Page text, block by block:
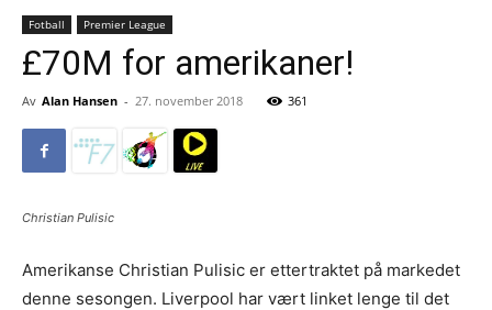
Fotball Premier League
£70M for amerikaner!
Av Alan Hansen - 27. november 2018 361
Christian Pulisic
Amerikanse Christian Pulisic er ettertraktet på markedet
denne sesongen. Liverpool har vært linket lenge til det